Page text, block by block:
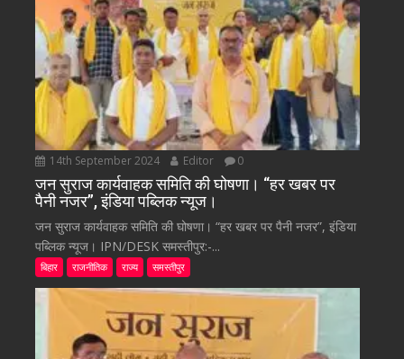
14th September 2024 Editor 0
जन सुराज कार्यवाहक समिति की घोषणा। “हर खबर पर
पैनी नजर”, इंडिया पब्लिक न्यूज।
जन सुराज कार्यवाहक समिति की घोषणा। “हर खबर पर पैनी नजर”, इंडिया
पब्लिक न्यूज। IPN/DESK समस्तीपुर:-...
बिहार राजनीतिक राज्य समस्तीपुर